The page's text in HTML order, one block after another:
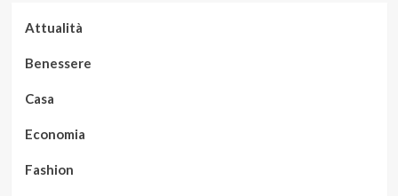
Attualità
Benessere
Casa
Economia
Fashion